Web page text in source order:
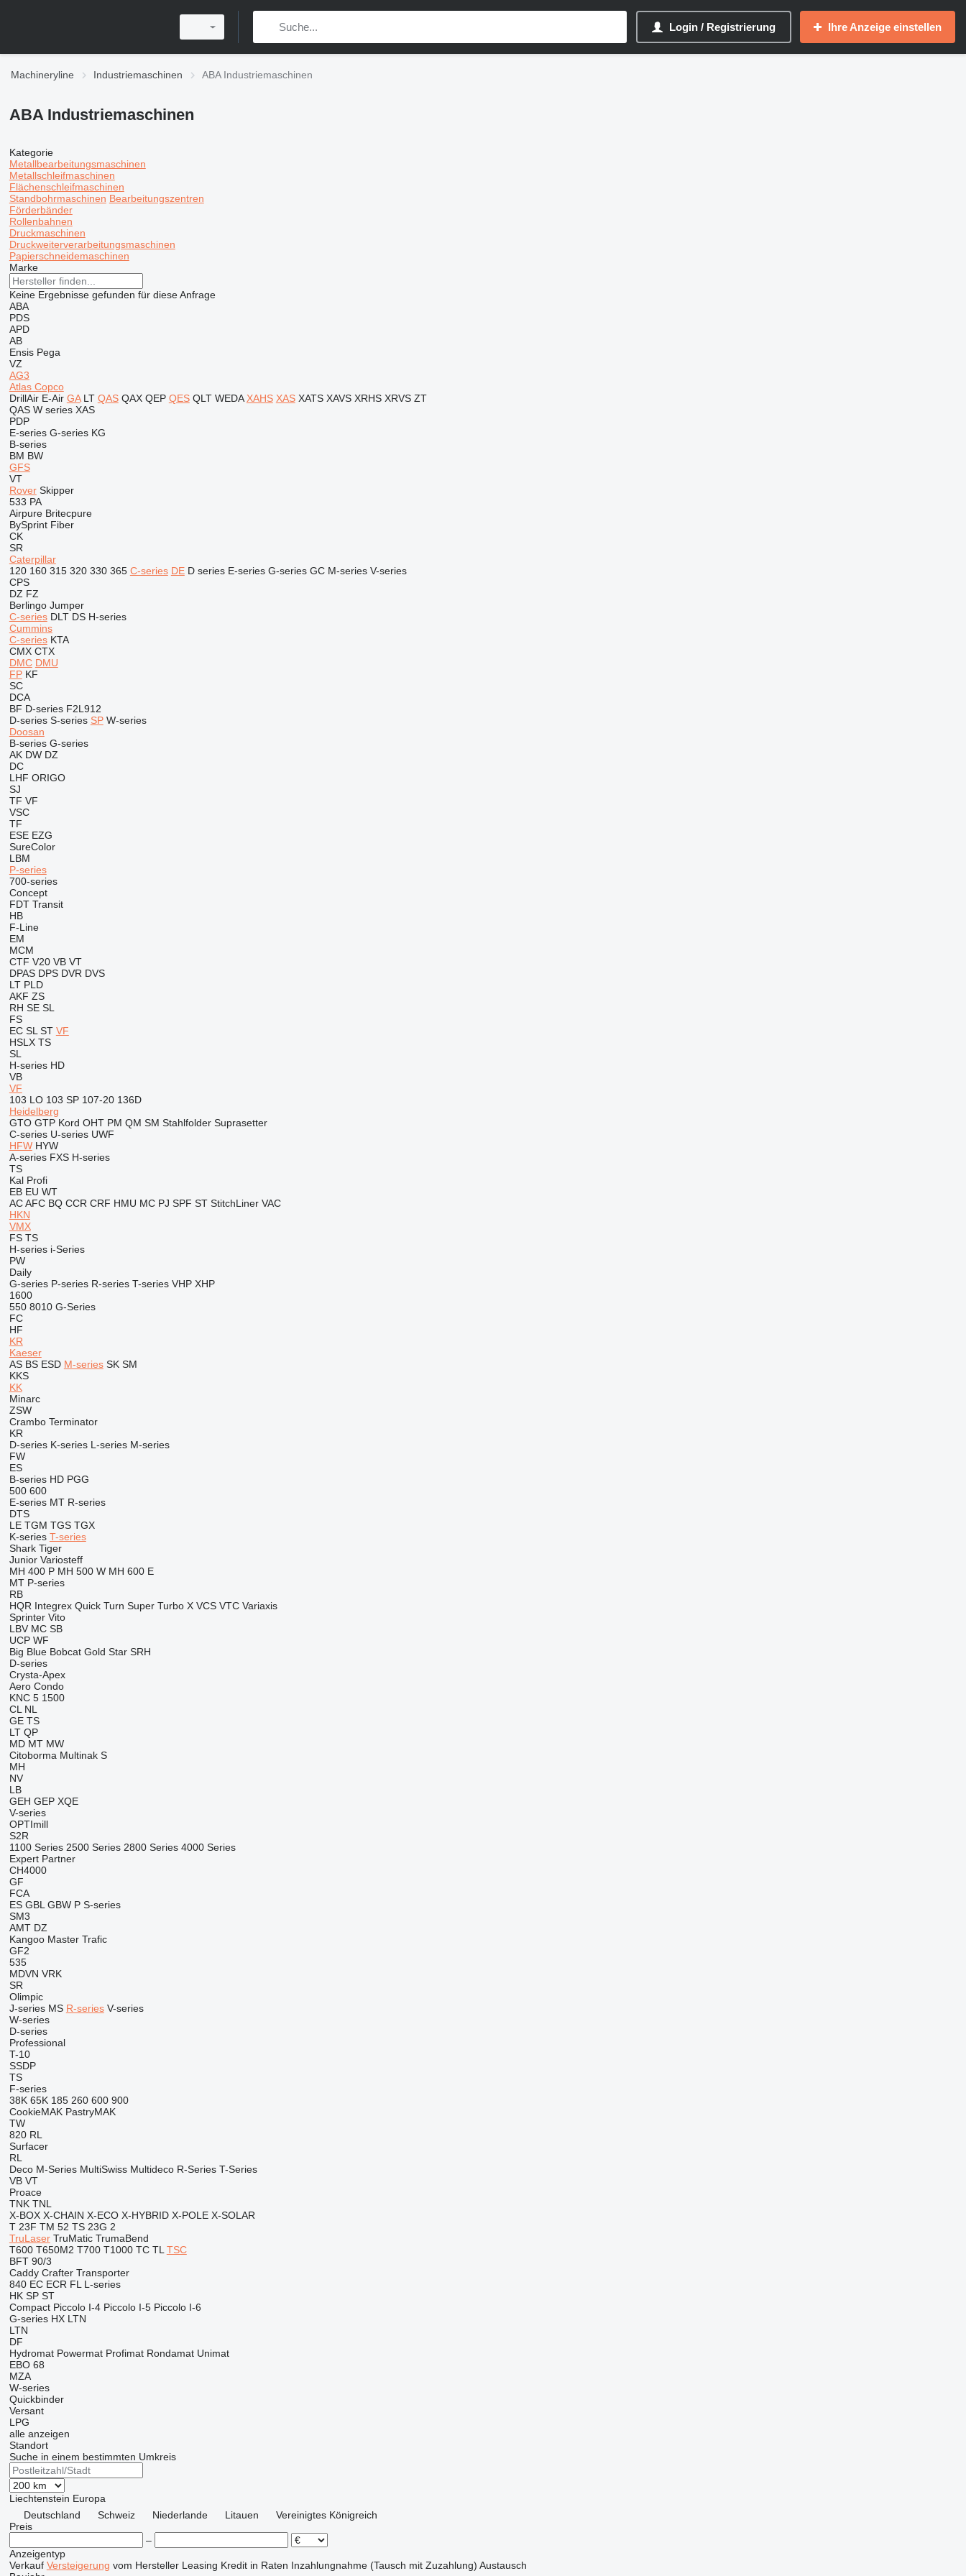
Login / Registrierung Ihre Anzeige einstellen
Machineryline Industriemaschinen ABA Industriemaschinen
ABA Industriemaschinen
Kategorie
Metallbearbeitungsmaschinen
Metallschleifmaschinen
Flächenschleifmaschinen
Standbohrmaschinen Bearbeitungszentren
Förderbänder
Rollenbahnen
Druckmaschinen
Druckweiterverarbeitungsmaschinen
Papierschneidemaschinen
Marke
Keine Ergebnisse gefunden für diese Anfrage
ABA
PDS
APD
AB
Ensis Pega
VZ
AG3
Atlas Copco
DrillAir E-Air GA LT QAS QAX QEP QES QLT WEDA XAHS XAS XATS XAVS XRHS XRVS ZT
QAS W series XAS
PDP
E-series G-series KG
B-series
BM BW
GFS
VT
Rover Skipper
533 PA
Airpure Britecpure
BySprint Fiber
CK
SR
Caterpillar
120 160 315 320 330 365 C-series DE D series E-series G-series GC M-series V-series
CPS
DZ FZ
Berlingo Jumper
C-series DLT DS H-series
Cummins
C-series KTA
CMX CTX
DMC DMU
FP KF
SC
DCA
BF D-series F2L912
D-series S-series SP W-series
Doosan
B-series G-series
AK DW DZ
DC
LHF ORIGO
SJ
TF VF
VSC
TF
ESE EZG
SureColor
LBM
P-series
700-series
Concept
FDT Transit
HB
F-Line
EM
MCM
CTF V20 VB VT
DPAS DPS DVR DVS
LT PLD
AKF ZS
RH SE SL
FS
EC SL ST VF
HSLX TS
SL
H-series HD
VB
VF
103 LO 103 SP 107-20 136D
Heidelberg
GTO GTP Kord OHT PM QM SM Stahlfolder Suprasetter
C-series U-series UWF
HFW HYW
A-series FXS H-series
TS
Kal Profi
EB EU WT
AC AFC BQ CCR CRF HMU MC PJ SPF ST StitchLiner VAC
HKN
VMX
FS TS
H-series i-Series
PW
Daily
G-series P-series R-series T-series VHP XHP
1600
550 8010 G-Series
FC
HF
KR
Kaeser
AS BS ESD M-series SK SM
KKS
KK
Minarc
ZSW
Crambo Terminator
KR
D-series K-series L-series M-series
FW
ES
B-series HD PGG
500 600
E-series MT R-series
DTS
LE TGM TGS TGX
K-series T-series
Shark Tiger
Junior Variosteff
MH 400 P MH 500 W MH 600 E
MT P-series
RB
HQR Integrex Quick Turn Super Turbo X VCS VTC Variaxis
Sprinter Vito
LBV MC SB
UCP WF
Big Blue Bobcat Gold Star SRH
D-series
Crysta-Apex
Aero Condo
KNC 5 1500
CL NL
GE TS
LT QP
MD MT MW
Citoborma Multinak S
MH
NV
LB
GEH GEP XQE
V-series
OPTImill
S2R
1100 Series 2500 Series 2800 Series 4000 Series
Expert Partner
CH4000
GF
FCA
ES GBL GBW P S-series
SM3
AMT DZ
Kangoo Master Trafic
GF2
535
MDVN VRK
SR
Olimpic
J-series MS R-series V-series
W-series
D-series
Professional
T-10
SSDP
TS
F-series
38K 65K 185 260 600 900
CookieMAK PastryMAK
TW
820 RL
Surfacer
RL
Deco M-Series MultiSwiss Multideco R-Series T-Series
VB VT
Proace
TNK TNL
X-BOX X-CHAIN X-ECO X-HYBRID X-POLE X-SOLAR
T 23F TM 52 TS 23G 2
TruLaser TruMatic TrumaBend
T600 T650M2 T700 T1000 TC TL TSC
BFT 90/3
Caddy Crafter Transporter
840 EC ECR FL L-series
HK SP ST
Compact Piccolo I-4 Piccolo I-5 Piccolo I-6
G-series HX LTN
LTN
DF
Hydromat Powermat Profimat Rondamat Unimat
EBO 68
MZA
W-series
Quickbinder
Versant
LPG
alle anzeigen
Standort
Suche in einem bestimmten Umkreis
Liechtenstein Europa
Deutschland
Schweiz Niederlande Litauen
Vereinigtes Königreich
Preis
–
Anzeigentyp
Verkauf Versteigerung vom Hersteller Leasing Kredit in Raten Inzahlungnahme (Tausch mit Zuzahlung) Austausch